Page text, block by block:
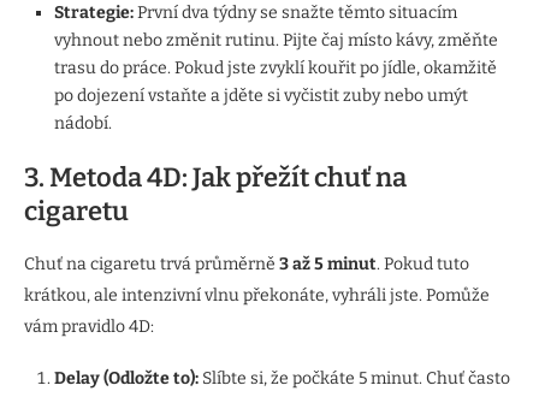
Strategie:První dva týdny se snažte těmto situacím
vyhnout nebo změnit rutinu. Pijte čaj místo kávy, změňte
trasu do práce. Pokud jste zvyklí kouřit po jídle, okamžitě
po dojezení vstaňte a jděte si vyčistit zuby nebo umýt
nádobí.
3. Metoda 4D: Jak přežít chuť na
cigaretu
Chuť na cigaretu trvá průměrně 3 až 5 minut. Pokud tuto
krátkou, ale intenzivní vlnu překonáte, vyhráli jste. Pomůže
vám pravidlo 4D:
Delay (Odložte to): Slíbte si, že počkáte 5 minut. Chuť často